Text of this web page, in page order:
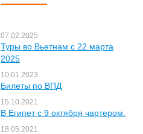
07.02.2025
Туры во Вьетнам с 22 марта
2025
10.01.2023
Билеты по ВПД
15.10.2021
В Египет с 9 октября чартером.
18.05.2021